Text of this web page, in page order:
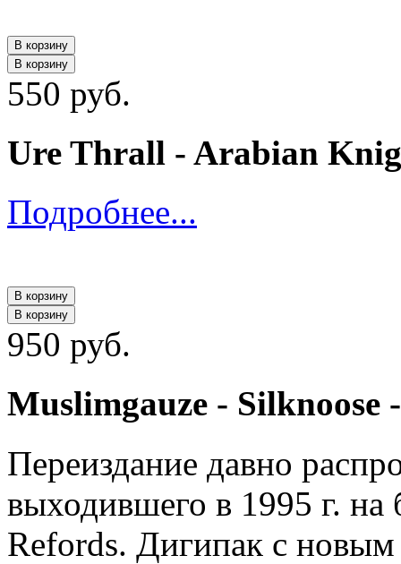
В корзину
В корзину
550 руб.
Ure Thrall - Arabian
Подробнее...
В корзину
В корзину
950 руб.
Muslimgauze - Silknoose
Переиздание давно
выходившего в 1995 г. на
Refords. Дигипак с